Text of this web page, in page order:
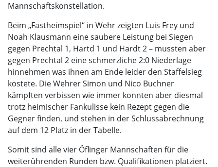
Mannschaftskonstellation.
Beim „Fastheimspiel“ in Wehr zeigten Luis Frey und
Noah Klausmann eine saubere Leistung bei Siegen
gegen Prechtal 1, Hartd 1 und Hardt 2 – mussten aber
gegen Prechtal 2 eine schmerzliche 2:0 Niederlage
hinnehmen was ihnen am Ende leider den Staffelsieg
kostete. Die Wehrer Simon und Nico Buchner
kämpften verbissen wie immer konnten aber diesmal
trotz heimischer Fankulisse kein Rezept gegen die
Gegner finden, und stehen in der Schlussabrechnung
auf dem 12 Platz in der Tabelle.
Somit sind alle vier Öflinger Mannschaften für die
weiterührenden Runden bzw. Qualifikationen platziert.